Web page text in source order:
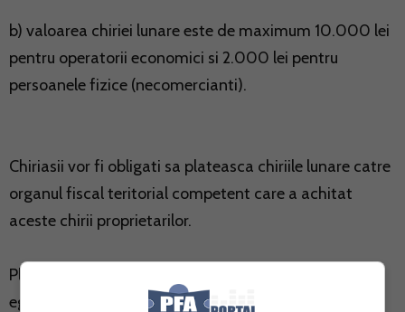
b) valoarea chiriei lunare este de maximum 10.000 lei
pentru operatorii economici si 2.000 lei pentru
persoanele fizice (necomercianti).
Chiriasii vor fi obligati sa plateasca chiriile lunare catre
organul fiscal teritorial competent care a achitat
aceste chirii proprietarilor.
Plata catre organul fiscal se va face esalonat, in rate
egale, dupa perioada in care plata a fost amanata,